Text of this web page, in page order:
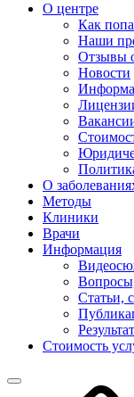
О центре
Как
Наши
Отзывы
Новости
О
Методы
Клиники
Врачи
Информация
Статьи,
Стоимость